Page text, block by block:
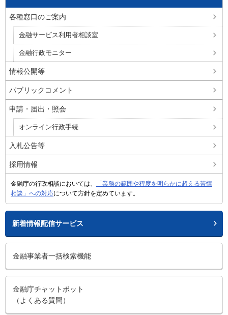
各種窓口のご案内
金融サービス利用者相談室
金融行政モニター
情報公開等
パブリックコメント
申請・届出・照会
オンライン行政手続
入札公告等
採用情報
金融庁の行政相談においては、
「業務の範囲や程度を明らかに超える苦情
相談」への対応について方針を定めています。
新着情報配信サービス
金融事業者一括検索機能
金融庁チャットボット
（よくある質問）